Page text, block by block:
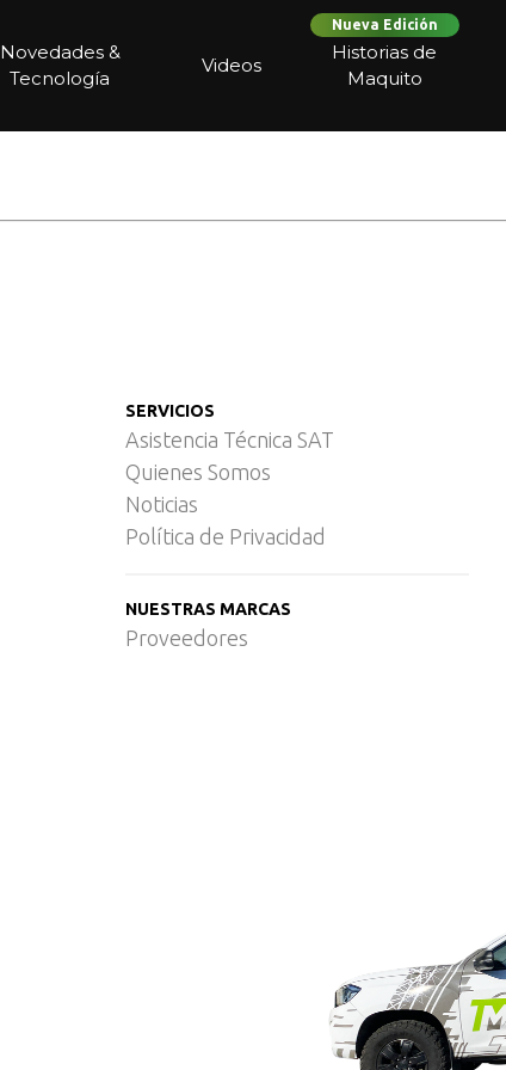
Novedades &
Tecnología
Videos
Nueva Edición
Historias de
Maquito
SERVICIOS
Asistencia Técnica SAT
Quienes Somos
Noticias
Política de Privacidad
NUESTRAS MARCAS
Proveedores